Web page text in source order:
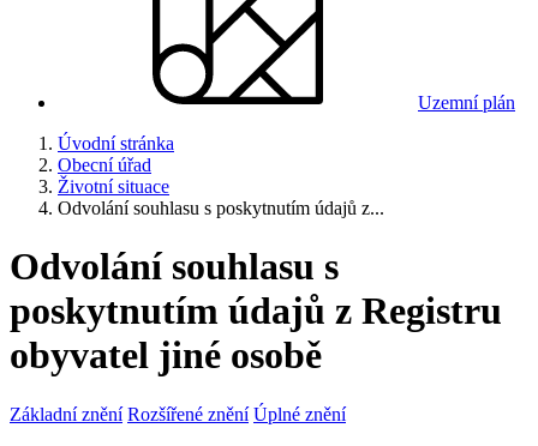
Uzemní plán
Úvodní stránka
Obecní úřad
Životní situace
Odvolání souhlasu s poskytnutím údajů z...
Odvolání souhlasu s
poskytnutím údajů z Registru
obyvatel jiné osobě
Základní znění Rozšířené znění Úplné znění